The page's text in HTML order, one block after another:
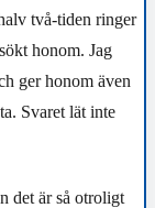
två-tiden ringer
honom. Jag
ger honom även
Svaret lät inte
det är så otroligt